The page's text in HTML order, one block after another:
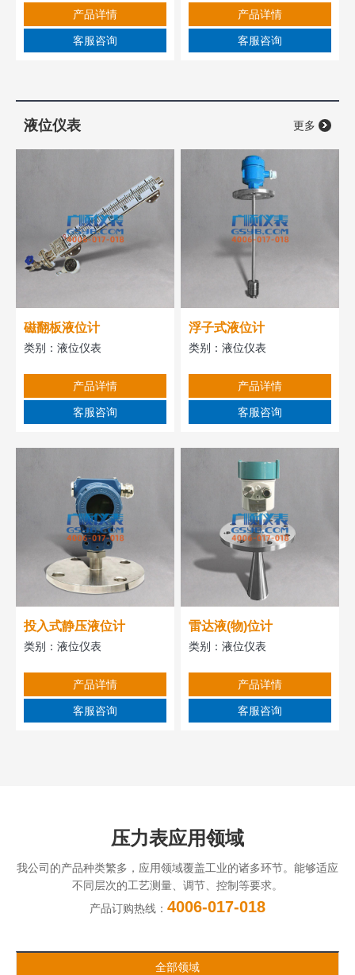
产品详情
客服咨询
产品详情
客服咨询
液位仪表 更多
磁翻板液位计
类别： 液位仪表
产品详情
客服咨询
浮子式液位计
类别：液位仪表
产品详情
客服咨询
投入式静压液位计
类别： 液位仪表
产品详情
客服咨询
雷达液(物)位计
类别：液位仪表
产品详情
客服咨询
压力表应用领域
我公司的产品种类繁多，应用领域覆盖工业的诸多环节。能够适应
不同层次的工艺测量、调节、控制等要求。
产品订购热线： 4006-017-018
全部领域